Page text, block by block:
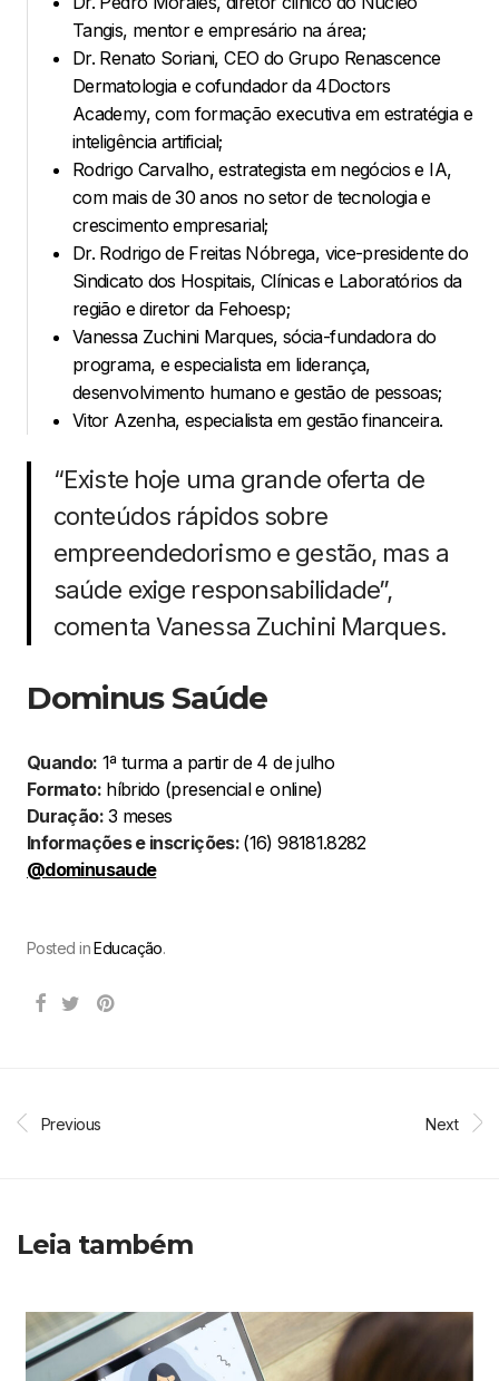
Tangis, mentor e empresário na área;
Dr. Renato Soriani, CEO do Grupo Renascence
Dermatologia e cofundador da 4Doctors
Academy, com formação executiva em estratégia e
inteligência artificial;
Rodrigo Carvalho, estrategista em negócios e IA,
com mais de 30 anos no setor de tecnologia e
crescimento empresarial;
Dr. Rodrigo de Freitas Nóbrega, vice-presidente do
Sindicato dos Hospitais, Clínicas e Laboratórios da
região e diretor da Fehoesp;
Vanessa Zuchini Marques, sócia-fundadora do
programa, e especialista em liderança,
desenvolvimento humano e gestão de pessoas;
Vitor Azenha, especialista em gestão financeira.
“Existe hoje uma grande oferta de
conteúdos rápidos sobre
empreendedorismo e gestão, mas a
saúde exige responsabilidade”,
comenta Vanessa Zuchini Marques.
Dominus Saúde
Quando: 1ª turma a partir de 4 de julho
Formato:híbrido (presencial e online)
Duração:3 meses
Informações e inscrições: (16) 98181.8282
@dominusaude
Posted inEducação.
Previous Next
Leia também